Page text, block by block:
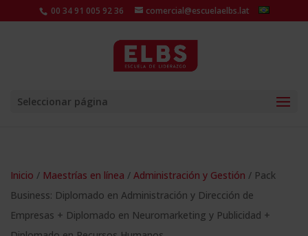
00 34 91 005 92 36 comercial@escuelaelbs.lat
Seleccionar página
Inicio / Maestrías en línea / Administración y Gestión / Pack
Business: Diplomado en Administración y Dirección de
Empresas + Diplomado en Neuromarketing y Publicidad +